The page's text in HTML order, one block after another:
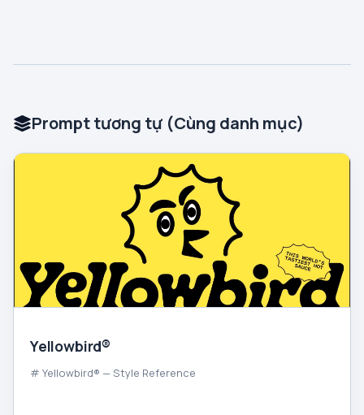
Prompt tương tự (Cùng danh mục)
Yellowbird®
# Yellowbird® — Style Reference